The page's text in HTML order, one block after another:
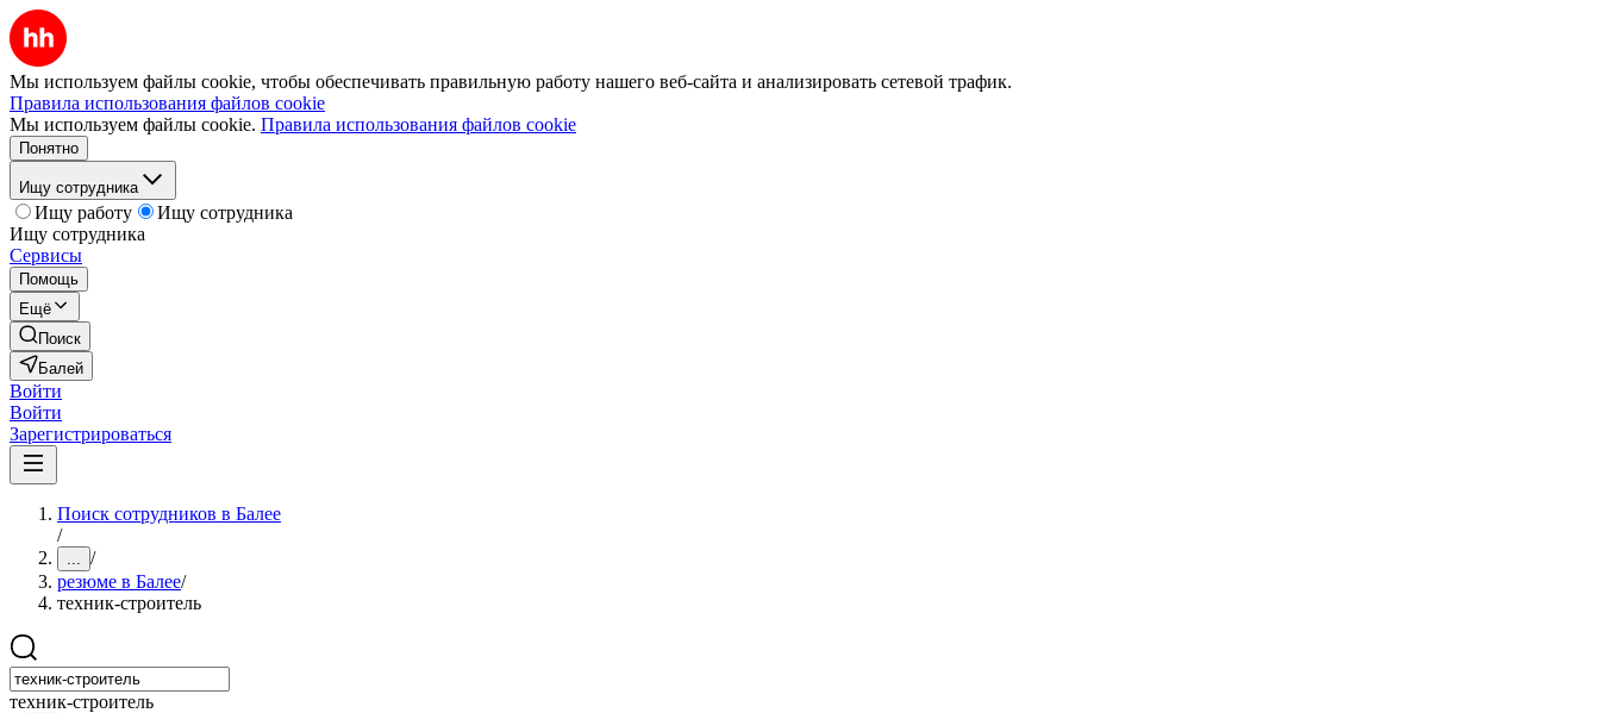
Мы используем файлы cookie, чтобы обеспечивать правильную работу нашего веб-сайта и анализировать сетевой трафик.
Правила использования файлов cookie
Мы используем файлы cookie. Правила использования файлов cookie
Понятно
Ищу сотрудника
Ищу работу
Ищу сотрудника
Ищу сотрудника
Сервисы
Помощь
Ещё
Поиск
Балей
Войти
Войти
Зарегистрироваться
Поиск сотрудников в Балее
/
... /
резюме в Балее/
техник-строитель
техник-строитель